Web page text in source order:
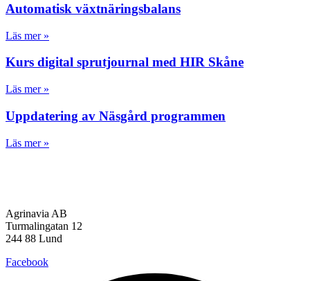
Automatisk växtnäringsbalans
Läs mer »
Kurs digital sprutjournal med HIR Skåne
Läs mer »
Uppdatering av Näsgård programmen
Läs mer »
Agrinavia AB
Turmalingatan 12
244 88 Lund
Facebook